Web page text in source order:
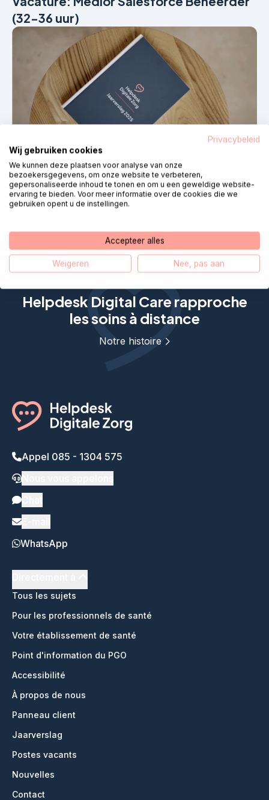
(32-36 uur)
Nouvelles 30 juillet 2026
Terugblik op een jaar vol impact: ons
jaarverslag 2025 staat online
Helpdesk Digital Care rapproche
les soins à distance
Notre histoire
Appel 085 - 1304 575
WhatsApp
Tous les sujets
Pour les professionnels de santé
Votre établissement de santé
Point d'information du PGO
Accessibilité
À propos de nous
Panneau client
Jaarverslag
Postes vacants
Nouvelles
Contact
Privacybeleid
Wij gebruiken cookies
We kunnen deze plaatsen voor analyse van onze
bezoekersgegevens, om onze website te verbeteren,
gepersonaliseerde inhoud te tonen en om u een geweldige website-
ervaring te bieden. Voor meer informatie over de cookies die we
gebruiken opent u de instellingen.
Accepteer alles
Weigeren Nee, pas aan